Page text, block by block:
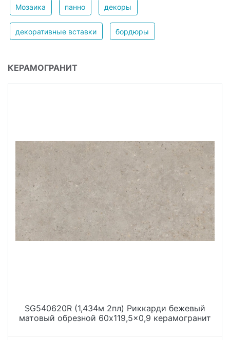
Мозаика панно декоры
декоративные вставки бордюры
КЕРАМОГРАНИТ
SG540620R (1,434м 2пл) Риккарди бежевый
матовый обрезной 60x119,5x0,9 керамогранит